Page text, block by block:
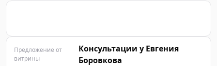
Предложение от
витрины
Консультации у Евгения
Боровкова